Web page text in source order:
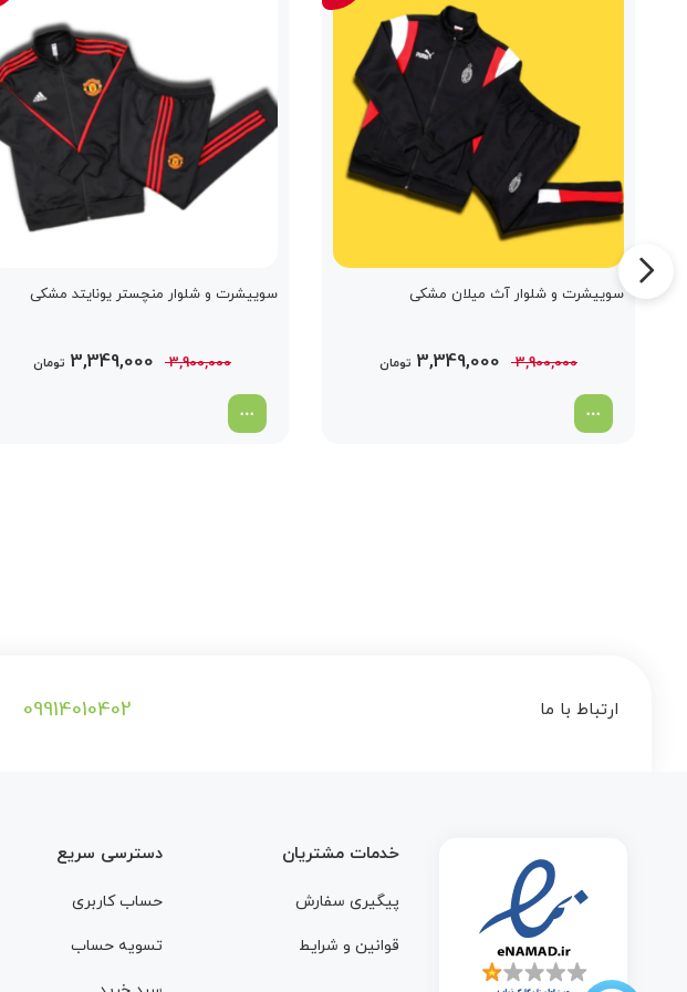
سوییشرت و شلوار آث میلان مشکی
3,900,000
قیمت
3,349,000 تومانقیمت
3,349,000 تومان
سوییشرت و شلوار منچستر یونایتد مشکی
3,900,000
قیمت
3,349,000 تومانقیمت
ارتباط با ما 09914010402
خدمات مشتریان
پیگیری سفارش
قوانین و شرایط
دسترسی سریع
حساب کاربری
تسویه حساب